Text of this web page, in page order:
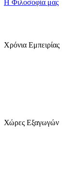
Η Φιλοσοφία μας
Χρόνια Εμπειρίας
Χώρες Εξαγωγών